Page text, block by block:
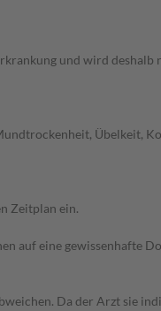
und wird
Übelkeit,
Zeitplan ein.
auf eine
Da der Arzt sie